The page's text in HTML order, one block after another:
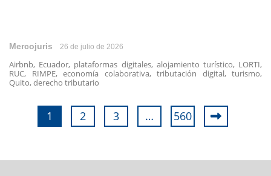
Mercojuris 26 de julio de 2026
Airbnb, Ecuador, plataformas digitales, alojamiento turístico, LORTI,
RUC, RIMPE, economía colaborativa, tributación digital, turismo,
Quito, derecho tributario
1 2 3 … 560